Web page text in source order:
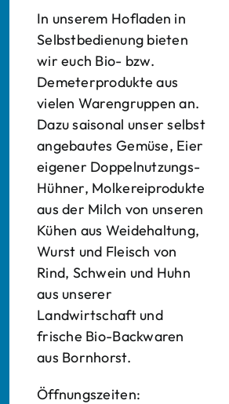
In unserem Hofladen in
Selbstbedienung bieten
wir euch Bio- bzw.
Demeterprodukte aus
vielen Warengruppen an.
Dazu saisonal unser selbst
angebautes Gemüse, Eier
eigener Doppelnutzungs-
Hühner, Molkereiprodukte
aus der Milch von unseren
Kühen aus Weidehaltung,
Wurst und Fleisch von
Rind, Schwein und Huhn
aus unserer
Landwirtschaft und
frische Bio-Backwaren
aus Bornhorst.
Öffnungszeiten: